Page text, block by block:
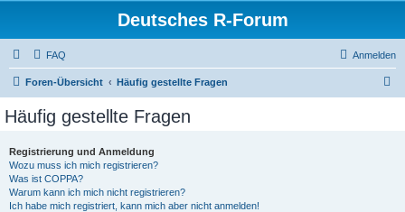
Deutsches R-Forum
FAQ Anmelden
Foren-Übersicht Häufig gestellte Fragen
Häufig gestellte Fragen
Registrierung und Anmeldung
Wozu muss ich mich registrieren?
Was ist COPPA?
Warum kann ich mich nicht registrieren?
Ich habe mich registriert, kann mich aber nicht anmelden!